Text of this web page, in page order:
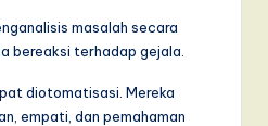
masalah secara
bereaksi terhadap gejala.
diotomatisasi. Mereka
empati, dan pemahaman